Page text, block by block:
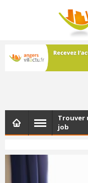
Les dernières
Trouver
job